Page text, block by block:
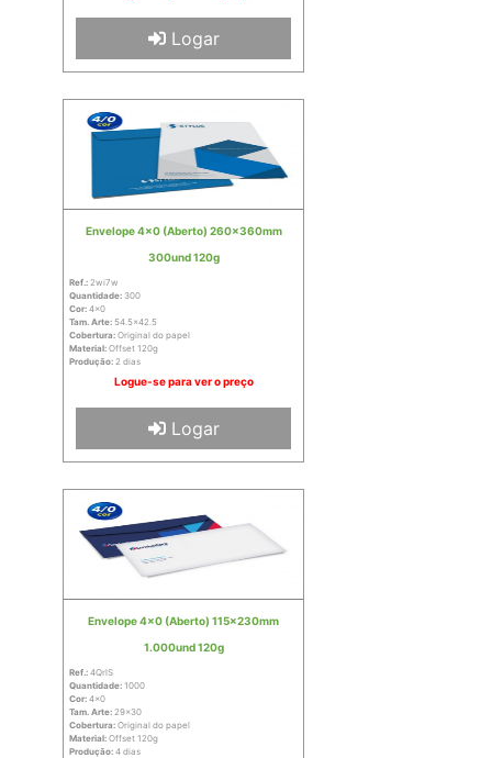
Logar
Envelope 4x0 (Aberto) 260x360mm
300und 120g
Ref.: 2wi7w
Quantidade: 300
Cor: 4x0
Tam. Arte: 54.5x42.5
Cobertura: Original do papel
Material: Offset 120g
Produção: 2 dias
Logue-se para ver o preço
Logar
Envelope 4x0 (Aberto) 115x230mm
1.000und 120g
Ref.: 4QrlS
Quantidade: 1000
Cor: 4x0
Tam. Arte: 29x30
Cobertura: Original do papel
Material: Offset 120g
Produção: 4 dias